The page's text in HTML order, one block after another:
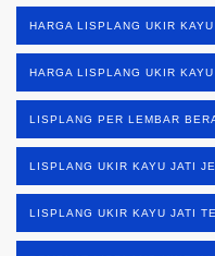
HARGA LISPLANG UKIR
HARGA LISPLANG UKIR
LISPLANG PER LEMBAR
LISPLANG UKIR KAYU JATI
LISPLANG UKIR KAYU JATI